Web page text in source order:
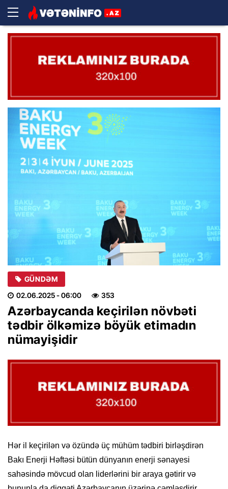
GÜNDƏM
02.06.2025- 06:00 353
Azərbaycanda keçirilən növbəti
tədbir ölkəmizə böyük etimadın
nümayişidir
Hər il keçirilən və özündə üç mühüm tədbiri birləşdirən
Bakı Enerji Həftəsi bütün dünyanın enerji sənayesi
sahəsində mövcud olan liderlərini bir araya gətirir və